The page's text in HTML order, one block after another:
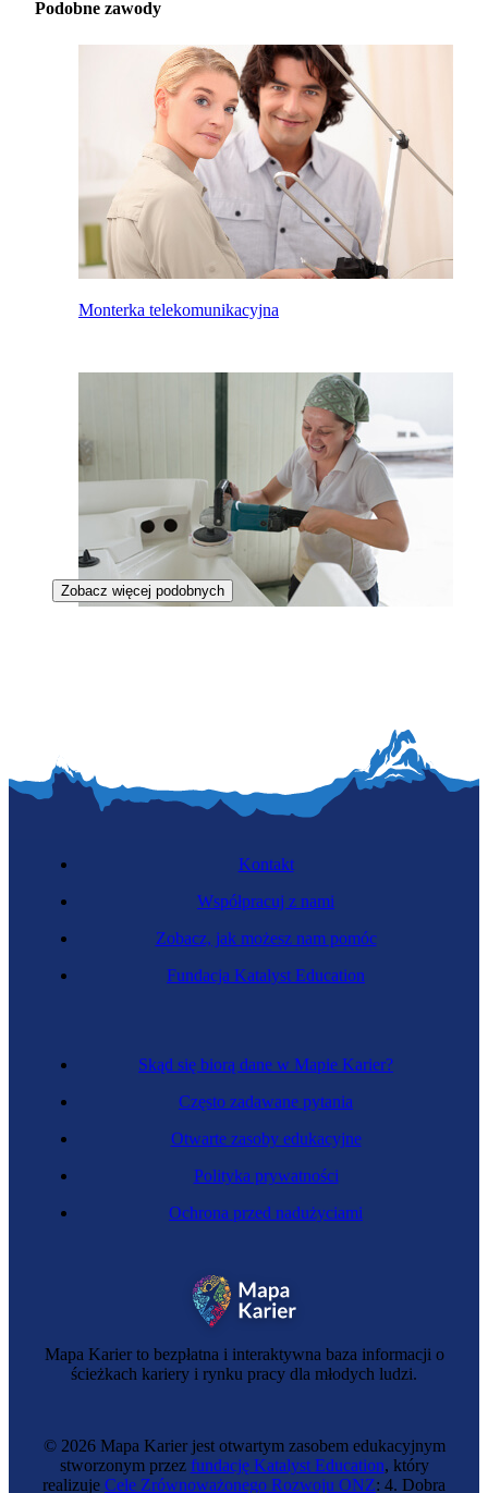
Podobne zawody
Monterka telekomunikacyjna
Zobacz więcej podobnych
Mapa Karier to bezpłatna i interaktywna baza informacji o
ścieżkach kariery i rynku pracy dla młodych ludzi.
Skąd się biorą dane w Mapie Karier?
Często zadawane pytania
Otwarte zasoby edukacyjne
Polityka prywatności
Ochrona przed nadużyciami
Kontakt
Współpracuj z nami
Zobacz, jak możesz nam pomóc
Fundacja Katalyst Education
© 2026 Mapa Karier jest otwartym zasobem edukacyjnym
stworzonym przez fundację Katalyst Education, który
realizuje Cele Zrównoważonego Rozwoju ONZ: 4. Dobra